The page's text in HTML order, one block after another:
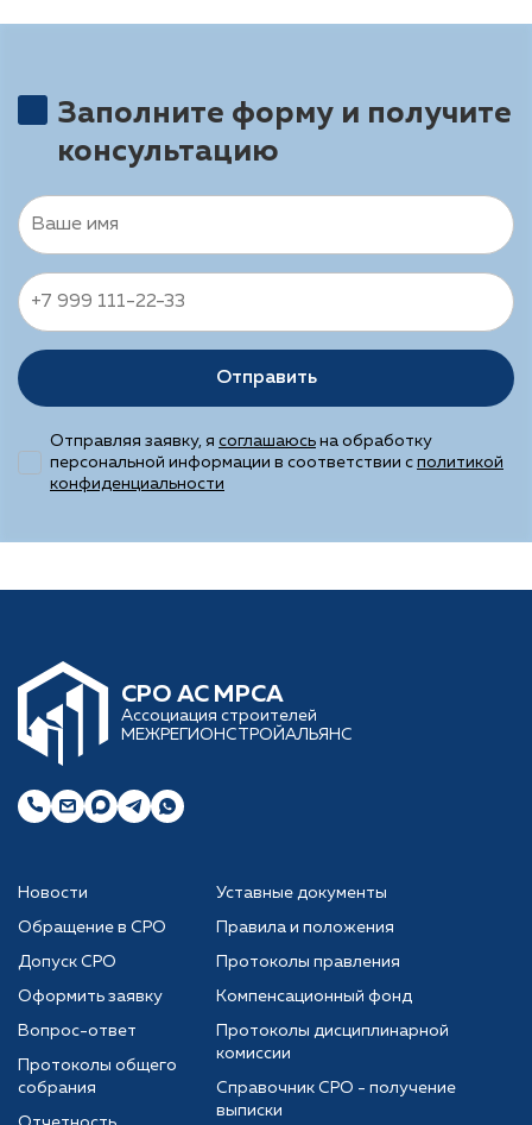
Заполните форму и получите
консультацию
Отправить
Отправляя заявку, я соглашаюсь на обработку
персональной информации в соответствии с политикой
конфиденциальности
CРО АС МРСА
Ассоциация строителей
МЕЖРЕГИОНСТРОЙАЛЬЯНС
Новости
Обращение в СРО
Допуск СРО
Оформить заявку
Вопрос-ответ
Уставные документы
Правила и положения
Протоколы правления
Компенсационный фонд
Протоколы дисциплинарной
комиссии
Протоколы общего
собрания
Справочник СРО - получение
выписки